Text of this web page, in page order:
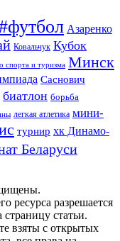
Азаренко
Ковальчук Кубок
спорта и туризма Минск
Саснович
биатлон борьба
легкая атлетика мини-
турнир хк Динамо-
Беларуси
ресурса разрешается
статьи.
взяты с открытых